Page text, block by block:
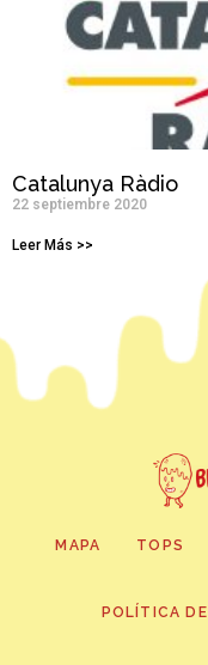
Catalunya Ràdio
22 septiembre 2020
Leer Más >>
MAPA TOPS
POLÍTICA